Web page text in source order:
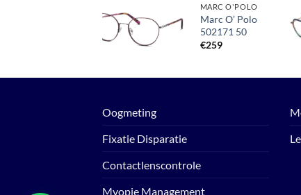
Toevoegen
aan
MARC O'POLO
Marc O’ Polo
502171 50
€259
Oogmeting
Fixatie Disparatie
Contactlenscontrole
Myopie Management